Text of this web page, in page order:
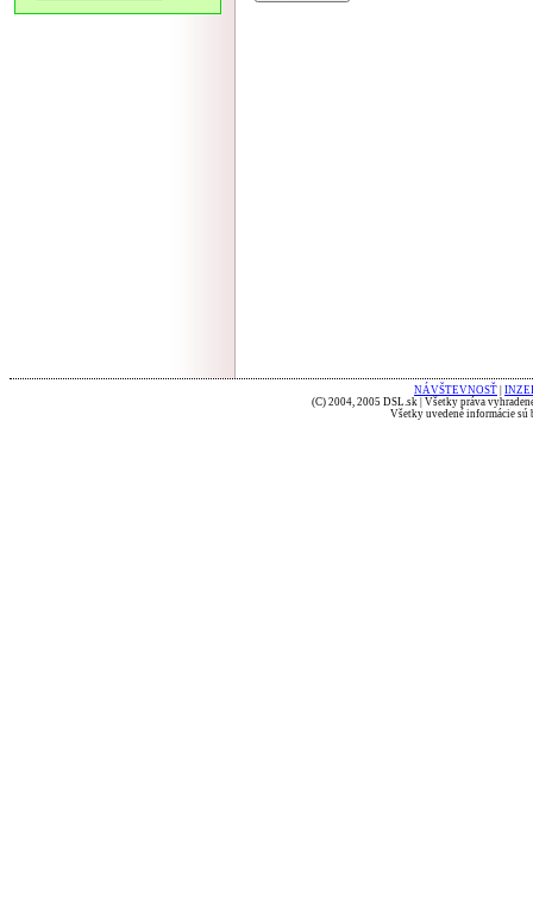
NÁVŠTEVNOSŤ
(C) 2004, 2005 DSL.sk | Všetky práva
Všetky uvedené informácie sú